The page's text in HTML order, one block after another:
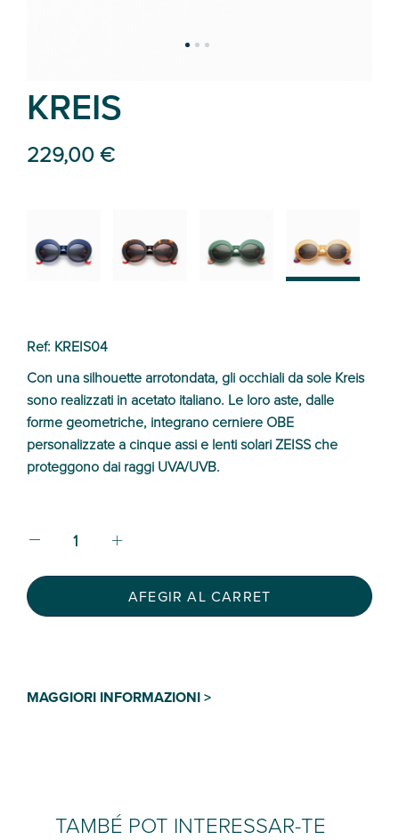
KREIS
229,00 €
Ref: KREIS04
Con una silhouette arrotondata, gli occhiali da sole Kreis
sono realizzati in acetato italiano. Le loro aste, dalle
forme geometriche, integrano cerniere OBE
personalizzate a cinque assi e lenti solari ZEISS che
proteggono dai raggi UVA/UVB.
AFEGIR AL CARRET
MAGGIORI INFORMAZIONI >
TAMBÉ POT INTERESSAR-TE